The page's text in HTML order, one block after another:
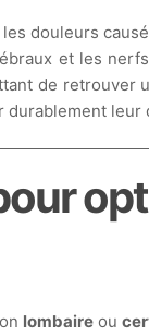
douleurs
et les
de retrouver
leur
lombaire ou